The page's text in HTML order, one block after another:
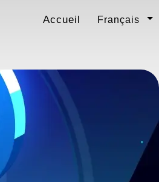
Accueil Français